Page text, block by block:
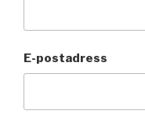
E-postadress